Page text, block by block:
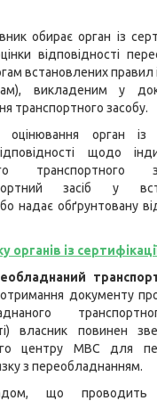
обирає орган із
відповідності
встановлених правил
викладеним у
транспортного засобу.
орган із
щодо
транспортного
засіб у
надає обґрунтовану
із
документу
власник повинен
центру МВС для
з переобладнанням.
що проводить